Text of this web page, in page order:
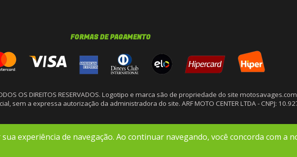
FORMAS DE PAGAMENTO
OS DIREITOS RESERVADOS. Logotipo e marca são de propriedade do site
sem a expressa autorização da administradora do site. ARF MOTO CENTER LTDA - CNPJ:
experiência de navegação. Ao continuar navegando, você concorda com a